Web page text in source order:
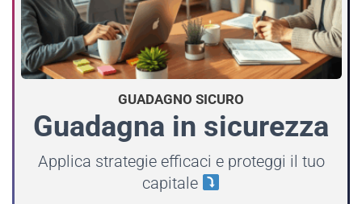
GUADAGNO SICURO
Guadagna in sicurezza
Applica strategie efficaci e proteggi il tuo
capitale